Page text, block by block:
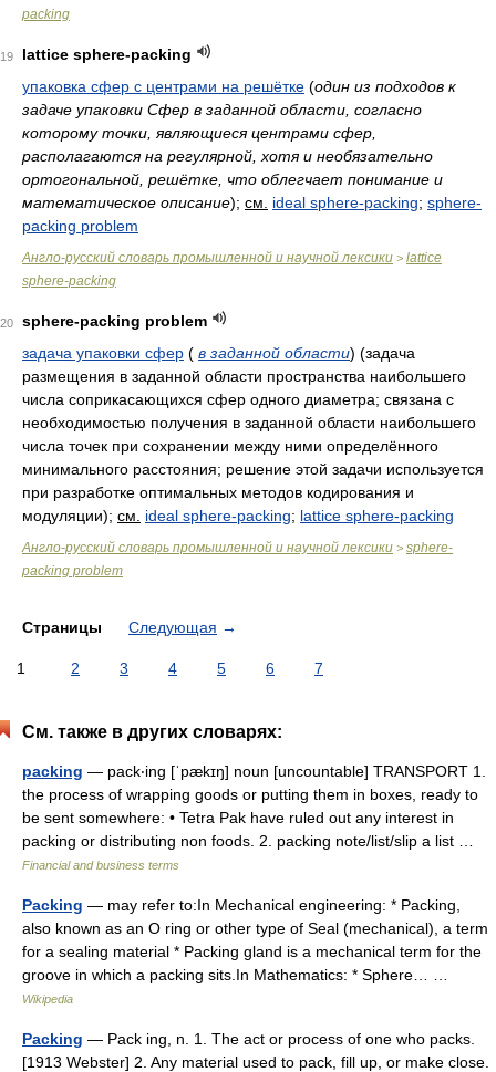
packing
19
lattice sphere-packing
упаковка сфер с центрами на решётке (один из подходов к
задаче упаковки Сфер в заданной области, согласно
которому точки, являющиеся центрами сфер,
располагаются на регулярной, хотя и необязательно
ортогональной, решётке, что облегчает понимание и
математическое описание); см. ideal sphere-packing; sphere-
packing problem
Англо-русский словарь промышленной и научной лексики > lattice
sphere-packing
20
sphere-packing problem
задача упаковки сфер ( в заданной области) (задача
размещения в заданной области пространства наибольшего
числа соприкасающихся сфер одного диаметра; связана с
необходимостью получения в заданной области наибольшего
числа точек при сохранении между ними определённого
минимального расстояния; решение этой задачи используется
при разработке оптимальных методов кодирования и
модуляции); см. ideal sphere-packing; lattice sphere-packing
Англо-русский словарь промышленной и научной лексики > sphere-
packing problem
Страницы Следующая →
1 2 3 4 5 6 7
См. также в других словарях:
packing — pack‧ing [ˈpækɪŋ] noun [uncountable] TRANSPORT 1.
the process of wrapping goods or putting them in boxes, ready to
be sent somewhere: • Tetra Pak have ruled out any interest in
packing or distributing non foods. 2. packing note/​list/​slip a list …
Financial and business terms
Packing — may refer to:In Mechanical engineering: * Packing,
also known as an O ring or other type of Seal (mechanical), a term
for a sealing material * Packing gland is a mechanical term for the
groove in which a packing sits.In Mathematics: * Sphere… …
Wikipedia
Packing — Pack ing, n. 1. The act or process of one who packs.
[1913 Webster] 2. Any material used to pack, fill up, or make close.